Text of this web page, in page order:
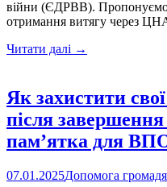
у
2024
війни (ЄДРВВ). Пропонуємо
отримання витягу через
Читати далі У
можна
отримати
з
державного
→
Як захистити
після
пам’ятка для
07.01.2025Допомога